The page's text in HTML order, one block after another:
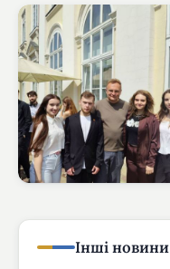
Інші новини